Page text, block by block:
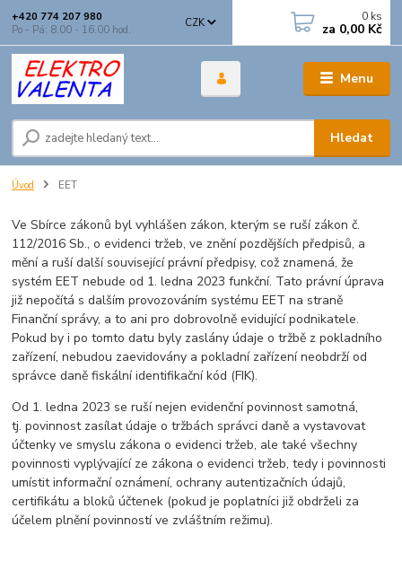
Menu
CZK
Hledat
+420 774 207 980
Po - Pá: 8.00 - 16.00 hod.
0 ks
za 0,00 Kč
Úvod EET
Ve Sbírce zákonů byl vyhlášen zákon, kterým se ruší zákon č.
112/2016 Sb., o evidenci tržeb, ve znění pozdějších předpisů, a
mění a ruší další související právní předpisy, což znamená, že
systém EET nebude od 1. ledna 2023 funkční. Tato právní úprava
již nepočítá s dalším provozováním systému EET na straně
Finanční správy, a to ani pro dobrovolně evidující podnikatele.
Pokud by i po tomto datu byly zaslány údaje o tržbě z pokladního
zařízení, nebudou zaevidovány a pokladní zařízení neobdrží od
správce daně fiskální identifikační kód (FIK).
Od 1. ledna 2023 se ruší nejen evidenční povinnost samotná,
tj. povinnost zasílat údaje o tržbách správci daně a vystavovat
účtenky ve smyslu zákona o evidenci tržeb, ale také všechny
povinnosti vyplývající ze zákona o evidenci tržeb, tedy i povinnosti
umístit informační oznámení, ochrany autentizačních údajů,
certifikátu a bloků účtenek (pokud je poplatníci již obdrželi za
účelem plnění povinností ve zvláštním režimu).